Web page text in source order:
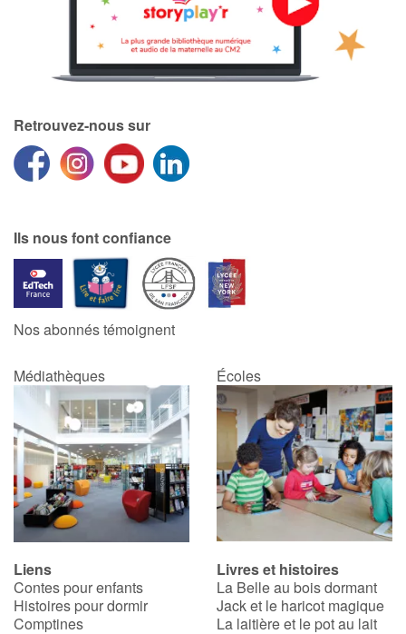
Retrouvez-nous sur
Ils nous font confiance
Nos abonnés témoignent
Médiathèques Écoles
Liens
Contes pour enfants
Histoires pour dormir
Comptines
Livres et histoires
La Belle au bois dormant
Jack et le haricot magique
La laitière et le pot au lait